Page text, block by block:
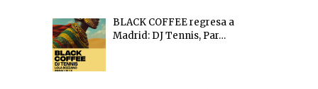
BLACK COFFEE regresa a
Madrid: DJ Tennis, Par…